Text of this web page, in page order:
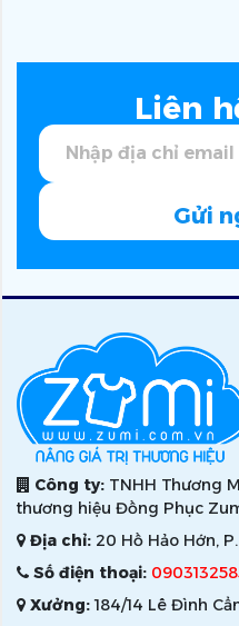
Liên
Gửi
Công ty: TNHH Thương
thương hiệu Đồng Phục
Địa chỉ: 20 Hồ Hảo Hớn,
Số điện thoại:
Xưởng:184/14 Lê Đình